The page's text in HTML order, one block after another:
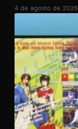
4 de agosto de 2026